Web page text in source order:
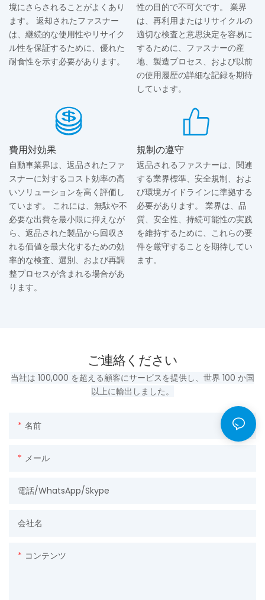
境にさらされることがよくあり
ます。 返却されたファスナー
は、継続的な使用性やリサイク
ル性を保証するために、優れた
耐食性を示す必要があります。
性の目的で不可欠です。 業界
は、再利用またはリサイクルの
適切な検査と意思決定を容易に
するために、ファスナーの産
地、製造プロセス、および以前
の使用履歴の詳細な記録を期待
しています。
費用対効果
自動車業界は、返品されたファ
スナーに対するコスト効率の高
いソリューションを高く評価し
ています。 これには、無駄や不
必要な出費を最小限に抑えなが
ら、返品された製品から回収さ
れる価値を最大化するための効
率的な検査、選別、および再調
整プロセスが含まれる場合があ
ります。
規制の遵守
返品されるファスナーは、関連
する業界標準、安全規制、およ
び環境ガイドラインに準拠する
必要があります。 業界は、品
質、安全性、持続可能性の実践
を維持するために、これらの要
件を厳守することを期待してい
ます。
ご連絡ください
当社は 100,000 を超える顧客にサービスを提供し、世界 100 か国
以上に輸出しました。
名前
メール
電話/WhatsApp/Skype
会社名
コンテンツ